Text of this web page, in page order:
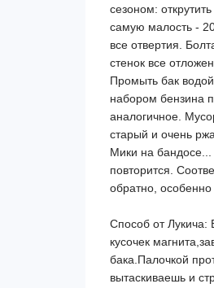
сезоном:
самую малость -
все отвертия.
стенок все
Промыть бак
набором бензина
аналогичное.
старый и очень
Мики на
повторится.
обратно,
Способ от Лукича:
кусочек
бака.Палочкой
вытаскиваешь и